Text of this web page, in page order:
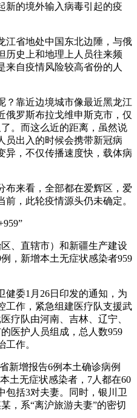
新的境外输入病毒引起的疫
江省地处中国东北边陲，与俄
历史上和地理上人员往来频
来自疫情风险较高省份的人
？靠近边境城市像最近黑龙江
俄罗斯布拉戈维申斯克市，仅
。而这么近的距离，虽然说
员出入的时候会携带新冠病
异，不仅传播速度快，载体病
布来看，全部都在爱辉区，爱
，此轮疫情源头仍未确定。
、直辖市）和新疆生产建设
，新增本土无症状感染者959
健委1月26日印发的通知，为
工作，紧急组建医疗队支援武
疗队由河南、吉林、辽宁、
医护人员组成，总人数959
作。
新增报告6例本土确诊病例
土无症状感染者，7人都在60
包括3对夫妻。同时，银川卫
，系“离沪旅游夫妻”的密切